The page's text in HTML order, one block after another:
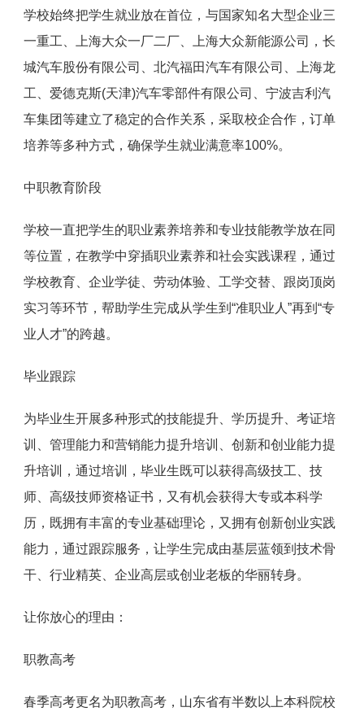
学校始终把学生就业放在首位，与国家知名大型企业三
一重工、上海大众一厂二厂、上海大众新能源公司，长
城汽车股份有限公司、北汽福田汽车有限公司、上海龙
工、爱德克斯(天津)汽车零部件有限公司、宁波吉利汽
车集团等建立了稳定的合作关系，采取校企合作，订单
培养等多种方式，确保学生就业满意率100%。
中职教育阶段
学校一直把学生的职业素养培养和专业技能教学放在同
等位置，在教学中穿插职业素养和社会实践课程，通过
学校教育、企业学徒、劳动体验、工学交替、跟岗顶岗
实习等环节，帮助学生完成从学生到“准职业人”再到“专
业人才”的跨越。
毕业跟踪
为毕业生开展多种形式的技能提升、学历提升、考证培
训、管理能力和营销能力提升培训、创新和创业能力提
升培训，通过培训，毕业生既可以获得高级技工、技
师、高级技师资格证书，又有机会获得大专或本科学
历，既拥有丰富的专业基础理论，又拥有创新创业实践
能力，通过跟踪服务，让学生完成由基层蓝领到技术骨
干、行业精英、企业高层或创业老板的华丽转身。
让你放心的理由：
职教高考
春季高考更名为职教高考，山东省有半数以上本科院校